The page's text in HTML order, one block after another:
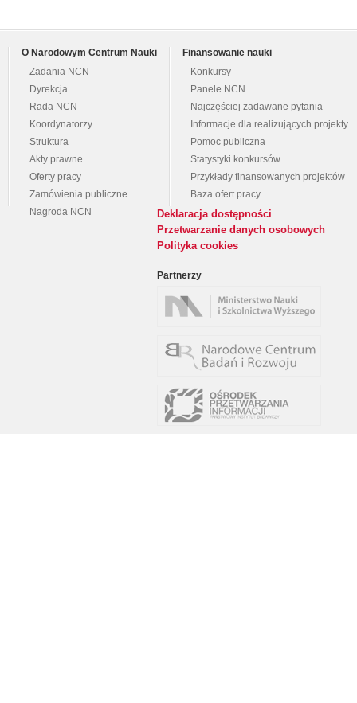
O Narodowym Centrum Nauki
Zadania NCN
Dyrekcja
Rada NCN
Koordynatorzy
Struktura
Akty prawne
Oferty pracy
Zamówienia publiczne
Nagroda NCN
Finansowanie nauki
Konkursy
Panele NCN
Najczęściej zadawane pytania
Informacje dla realizujących projekty
Pomoc publiczna
Statystyki konkursów
Przykłady finansowanych projektów
Baza ofert pracy
Deklaracja dostępności
Przetwarzanie danych osobowych
Polityka cookies
Partnerzy